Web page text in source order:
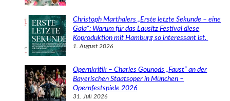
Christoph Marthalers „Erste letzte Sekunde – eine
Gala“: Warum für das Lausitz Festival diese
Koproduktion mit Hamburg so interessant ist.
1. August 2026
Opernkritik – Charles Gounods „Faust“ an der
Bayerischen Staatsoper in München –
Opernfestspiele 2026
31. Juli 2026